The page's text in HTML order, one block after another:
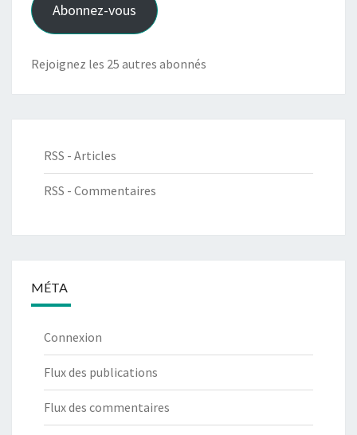
Abonnez-vous
Rejoignez les 25 autres abonnés
RSS - Articles
RSS - Commentaires
MÉTA
Connexion
Flux des publications
Flux des commentaires